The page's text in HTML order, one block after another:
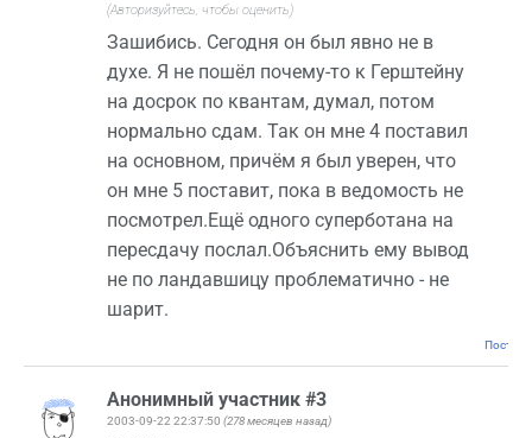
(Авторизуйтесь, чтобы оценить)
Зашибись. Сегодня он был явно не в
духе. Я не пошёл почему-то к Герштейну
на досрок по квантам, думал, потом
нормально сдам. Так он мне 4 поставил
на основном, причём я был уверен, что
он мне 5 поставит, пока в ведомость не
посмотрел.Ещё одного суперботана на
пересдачу послал.Объяснить ему вывод
не по ландавшицу проблематично - не
шарит.
Анонимный участник #3
2003-09-22 22:37:50 (278 месяцев назад)